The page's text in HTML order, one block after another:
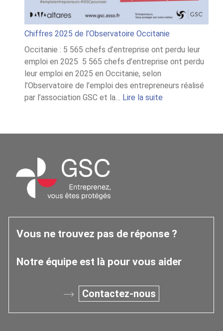
Chiffres 2025 de l’Observatoire Occitanie
Occitanie : 5 565 chefs d’entreprise ont perdu leur
emploi en 2025 5 565 chefs d’entreprise ont perdu
leur emploi en 2025 en Occitanie, selon
l’Observatoire de l’emploi des entrepreneurs réalisé
par l’association GSC et la… Lire la suite:
de
Vous ne trouvez pas de réponse ?
Notre équipe est là pour vous aider
Contactez-nous